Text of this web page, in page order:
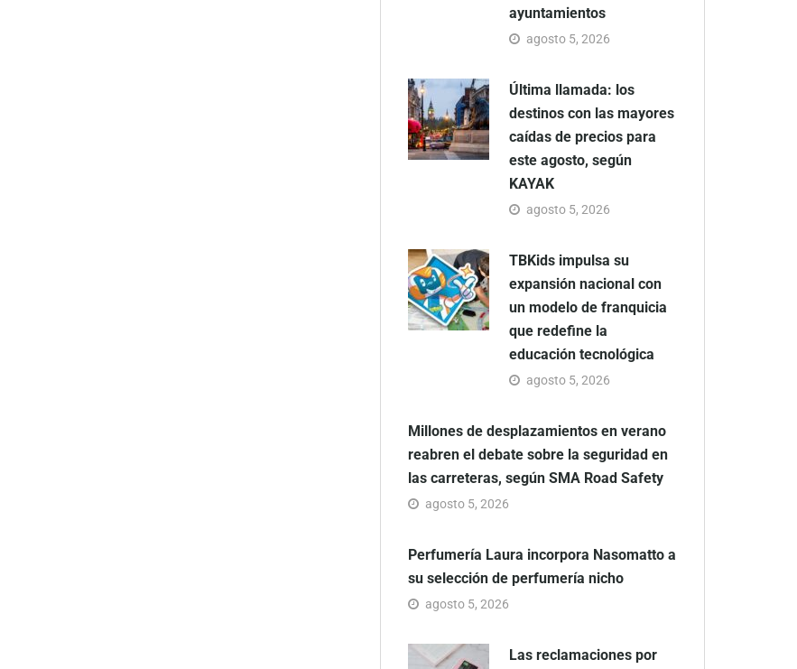
ayuntamientos
agosto 5, 2026
Última llamada: los
destinos con las mayores
caídas de precios para
este agosto, según
KAYAK
agosto 5, 2026
TBKids impulsa su
expansión nacional con
un modelo de franquicia
que redefine la
educación tecnológica
agosto 5, 2026
Millones de desplazamientos en verano
reabren el debate sobre la seguridad en
las carreteras, según SMA Road Safety
agosto 5, 2026
Perfumería Laura incorpora Nasomatto a
su selección de perfumería nicho
agosto 5, 2026
Las reclamaciones por